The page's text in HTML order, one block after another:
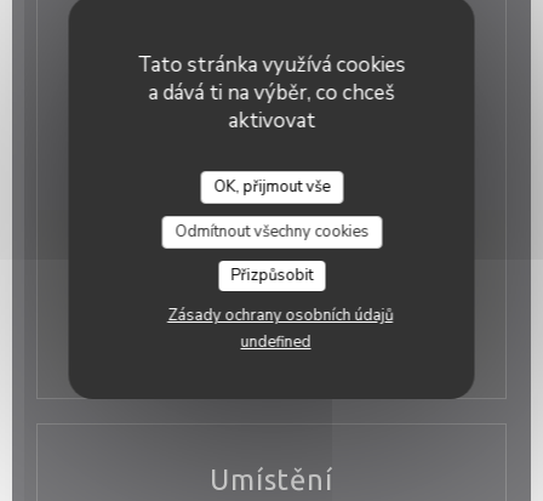
Tato stránka využívá cookies
a dává ti na výběr, co chceš
aktivovat
OK, přijmout vše
Odmítnout všechny cookies
Přizpůsobit
Zásady ochrany osobních údajů
undefined
, Private Hire, WIFI
Platební metody
Otevírací hodiny
11:00 - 16:00 17:30 - 23:00
Umístění